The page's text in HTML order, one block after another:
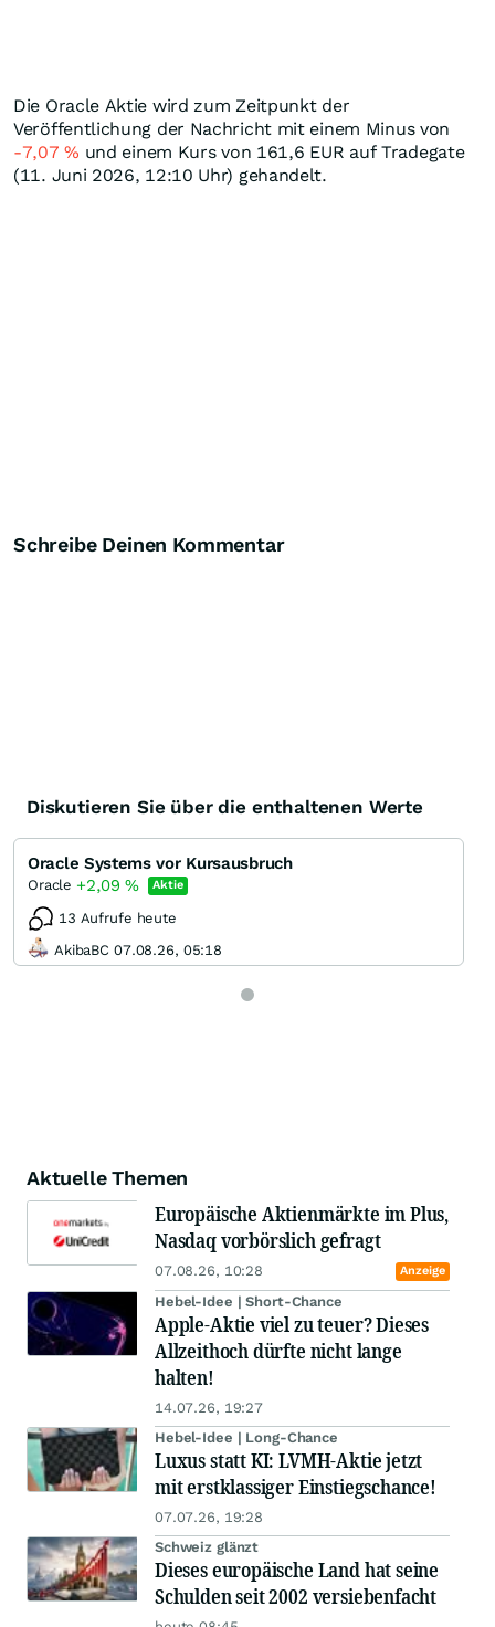
Die Oracle Aktie wird zum Zeitpunkt der
Veröffentlichung der Nachricht mit einem Minus von
-7,07% und einem Kurs von 161,6 EUR auf Tradegate
(11. Juni 2026, 12:10 Uhr) gehandelt.
Schreibe Deinen Kommentar
Diskutieren Sie über die enthaltenen Werte
Oracle Systems vor Kursausbruch
Oracle +2,09% Aktie
13 Aufrufe heute
AkibaBC 07.08.26, 05:18
Aktuelle Themen
Europäische Aktienmärkte im Plus,
Nasdaq vorbörslich gefragt
07.08.26, 10:28 Anzeige
Hebel-Idee | Short-Chance
Apple-Aktie viel zu teuer? Dieses
Allzeithoch dürfte nicht lange
halten!
14.07.26, 19:27
Hebel-Idee | Long-Chance
Luxus statt KI: LVMH-Aktie jetzt
mit erstklassiger Einstiegschance!
07.07.26, 19:28
Schweiz glänzt
Dieses europäische Land hat seine
Schulden seit 2002 versiebenfacht